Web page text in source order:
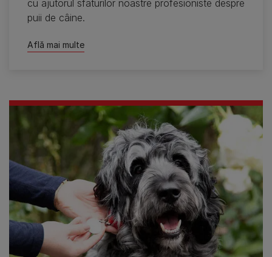
cu ajutorul sfaturilor noastre profesioniste despre
puii de câine.
Află mai multe